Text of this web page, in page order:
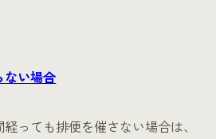
ない場合
っても排便を催さない場合は、